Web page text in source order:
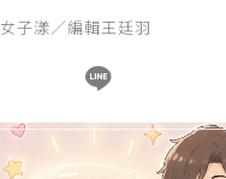
女子漾／編輯王廷羽